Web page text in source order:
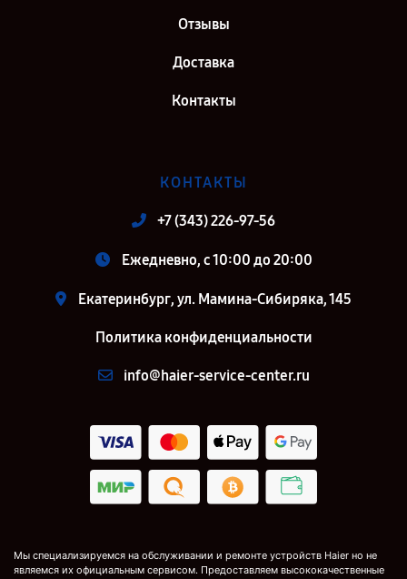
Отзывы
Доставка
Контакты
КОНТАКТЫ
+7 (343) 226-97-56
Ежедневно, с 10:00 до 20:00
Екатеринбург, ул. Мамина-Сибиряка, 145
Политика конфиденциальности
info@haier-service-center.ru
Мы специализируемся на обслуживании и ремонте устройств Haier но не
являемся их официальным сервисом. Предоставляем высококачественные